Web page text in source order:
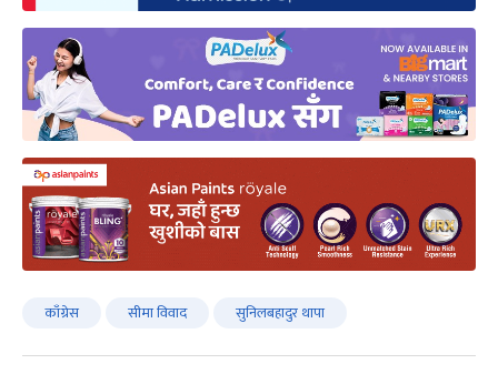
काँग्रेस सीमा विवाद सुनिलबहादुर थापा